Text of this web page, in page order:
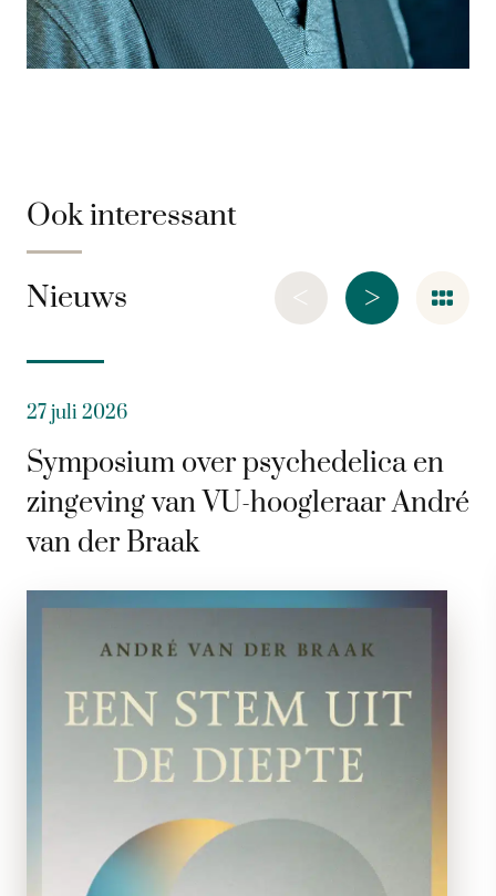
Ook interessant
Nieuws >
<
27 juli 2026
Symposium over psychedelica en
zingeving van VU-hoogleraar André
van der Braak